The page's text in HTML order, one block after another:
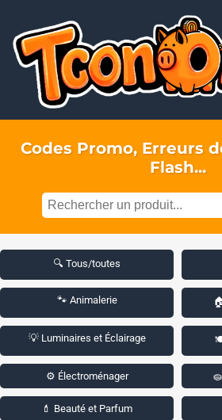
Codes Promo, Erreurs
Flash...
🔍 Tous/toutes
🐾 Animalerie
💡 Luminaires et Éclairage
⚙️ Électroménager
💄 Beauté et Parfum